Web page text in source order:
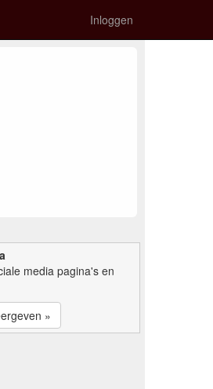
Inloggen
media pagina's en
»